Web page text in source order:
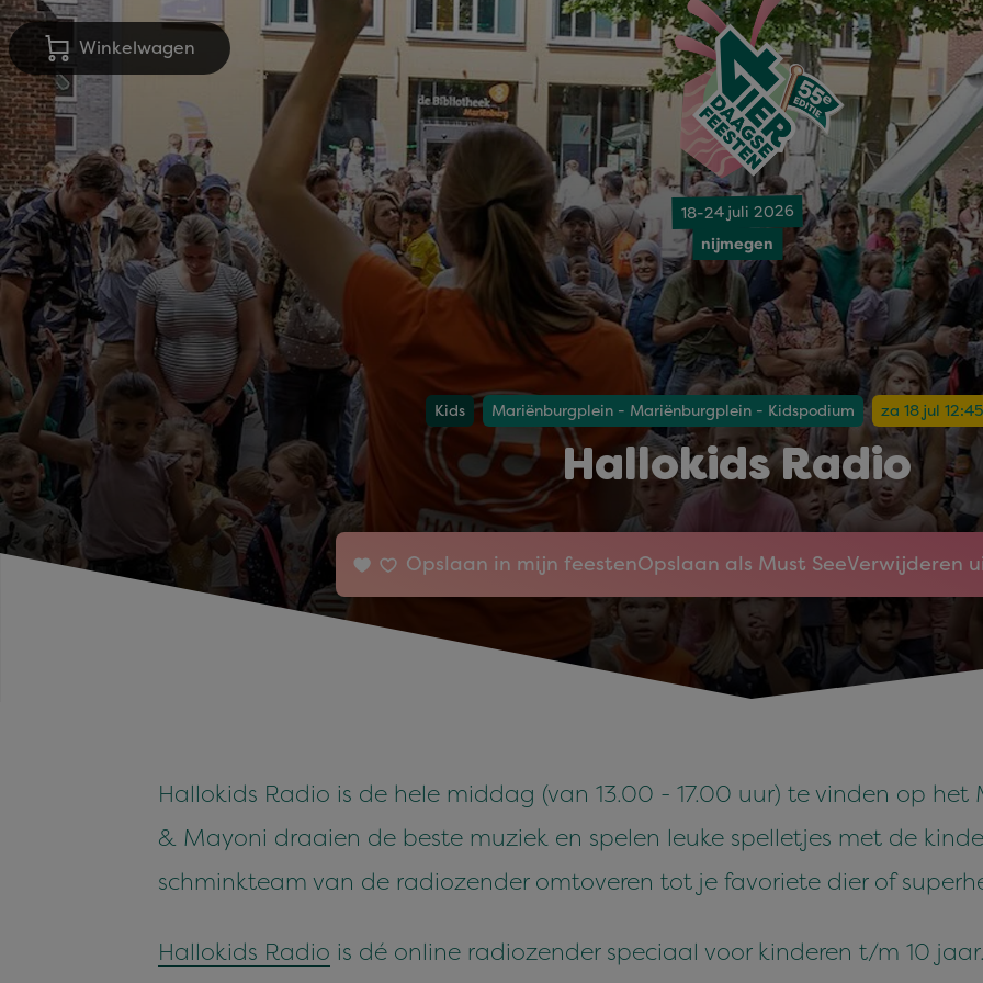
Winkelwagen
18-24 juli 2026
nijmegen
Kids Mariënburgplein - Mariënburgplein - Kidspodium za 18 jul
Hallokids Radio
Opslaan in mijn feestenOpslaan als Must SeeVerwijderen
Hallokids Radio is de hele middag (van 13.00 - 17.00 uur) te vinden op het
& Mayoni draaien de beste muziek en spelen leuke spelletjes met de
schminkteam van de radiozender omtoveren tot je favoriete dier of
Hallokids Radio is dé online radiozender speciaal voor kinderen t/m 10